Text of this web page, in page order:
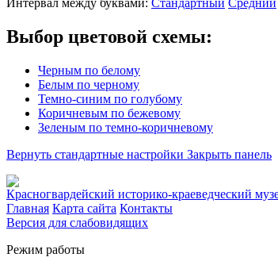
Выбор цветовой схемы:
Черным по белому
Белым по черному
Темно-синим по голубому
Коричневым по бежевому
Зеленым по темно-коричневому
Вернуть стандартные настройки Закрыть панель
Красногвардейский историко-краеведческий
Главная Карта сайта Контакты
Версия для слабовидящих
Режим работы